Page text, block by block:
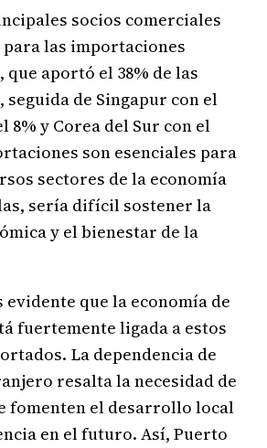
socios comerciales
para las importaciones
aportó el 38% de las
de Singapur con el
8% y Corea del Sur con el
son esenciales para
sectores de la economía
sería difícil sostener la
y el bienestar de la
evidente que la economía de
fuertemente ligada a estos
La dependencia de
resalta la necesidad de
fomenten el desarrollo local
en el futuro. Así, Puerto